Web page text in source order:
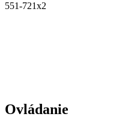
551-721x2
Ovládanie